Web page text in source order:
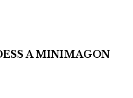
A MINIMAGON